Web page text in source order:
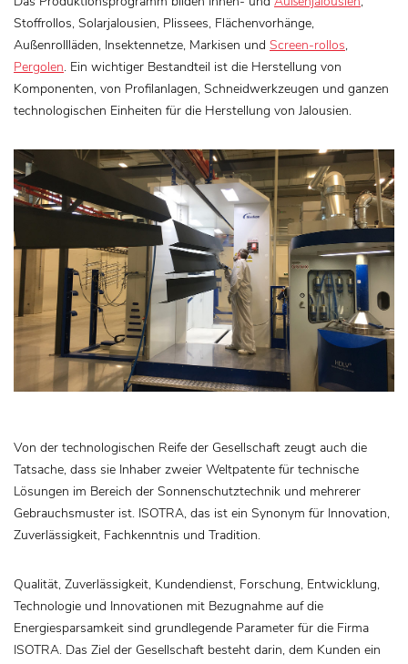
Stoffrollos, Solarjalousien, Plissees, Flächenvorhänge,
Außenrollläden, Insektennetze, Markisen und Screen-rollos,
Pergolen. Ein wichtiger Bestandteil ist die Herstellung von
Komponenten, von Profilanlagen, Schneidwerkzeugen und ganzen
technologischen Einheiten für die Herstellung von Jalousien.
Von der technologischen Reife der Gesellschaft zeugt auch die
Tatsache, dass sie Inhaber zweier Weltpatente für technische
Lösungen im Bereich der Sonnenschutztechnik und mehrerer
Gebrauchsmuster ist. ISOTRA, das ist ein Synonym für Innovation,
Zuverlässigkeit, Fachkenntnis und Tradition.
Qualität, Zuverlässigkeit, Kundendienst, Forschung, Entwicklung,
Technologie und Innovationen mit Bezugnahme auf die
Energiesparsamkeit sind grundlegende Parameter für die Firma
ISOTRA. Das Ziel der Gesellschaft besteht darin, dem Kunden ein